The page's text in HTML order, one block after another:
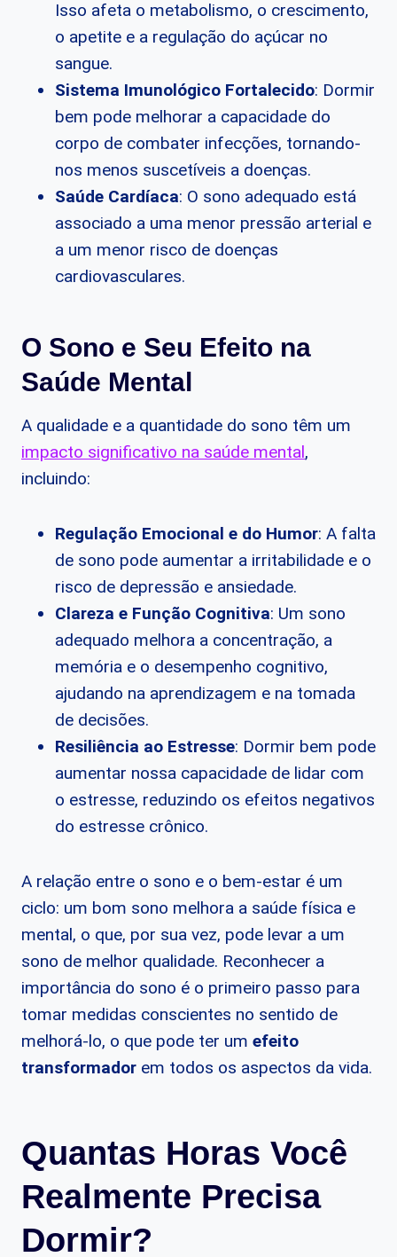
Isso afeta o metabolismo, o crescimento,
o apetite e a regulação do açúcar no
sangue.
Sistema Imunológico Fortalecido: Dormir
bem pode melhorar a capacidade do
corpo de combater infecções, tornando-
nos menos suscetíveis a doenças.
Saúde Cardíaca: O sono adequado está
associado a uma menor pressão arterial e
a um menor risco de doenças
cardiovasculares.
O Sono e Seu Efeito na
Saúde Mental
A qualidade e a quantidade do sono têm um
impacto significativo na saúde mental,
incluindo:
Regulação Emocional e do Humor: A falta
de sono pode aumentar a irritabilidade e o
risco de depressão e ansiedade.
Clareza e Função Cognitiva: Um sono
adequado melhora a concentração, a
memória e o desempenho cognitivo,
ajudando na aprendizagem e na tomada
de decisões.
Resiliência ao Estresse: Dormir bem pode
aumentar nossa capacidade de lidar com
o estresse, reduzindo os efeitos negativos
do estresse crônico.
A relação entre o sono e o bem-estar é um
ciclo: um bom sono melhora a saúde física e
mental, o que, por sua vez, pode levar a um
sono de melhor qualidade. Reconhecer a
importância do sono é o primeiro passo para
tomar medidas conscientes no sentido de
melhorá-lo, o que pode ter um efeito
transformador em todos os aspectos da vida.
Quantas Horas Você
Realmente Precisa
Dormir?